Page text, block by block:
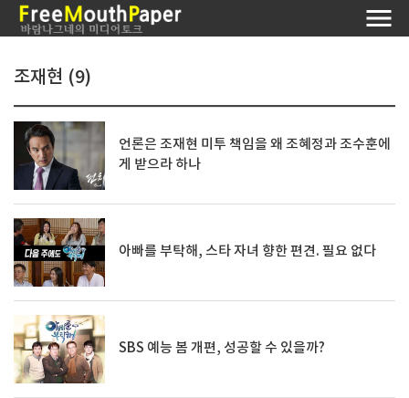
조재현 (9)
언론은 조재현 미투 책임을 왜 조혜정과 조수훈에
게 받으라 하나
아빠를 부탁해, 스타 자녀 향한 편견. 필요 없다
SBS 예능 봄 개편, 성공할 수 있을까?